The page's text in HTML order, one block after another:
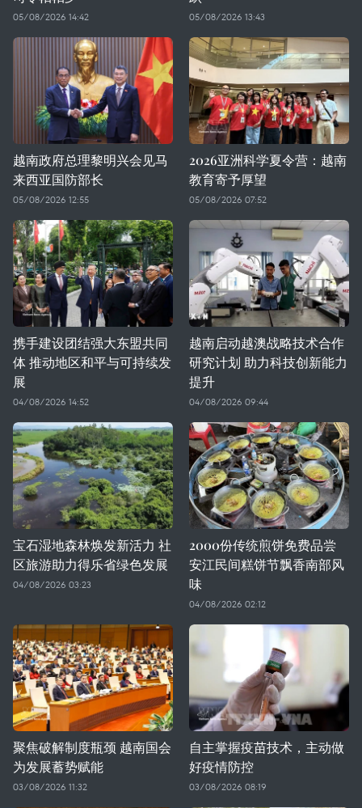
05/08/2026 14:42 05/08/2026 13:43
越南政府总理黎明兴会见马
来西亚国防部长
05/08/2026 12:55
2026亚洲科学夏令营：越南
教育寄予厚望
05/08/2026 07:52
携手建设团结强大东盟共同
体 推动地区和平与可持续发
展
04/08/2026 14:52
越南启动越澳战略技术合作
研究计划 助力科技创新能力
提升
04/08/2026 09:44
宝石湿地森林焕发新活力 社
区旅游助力得乐省绿色发展
04/08/2026 03:23
2000份传统煎饼免费品尝
安江民间糕饼节飘香南部风
味
04/08/2026 02:12
聚焦破解制度瓶颈 越南国会
为发展蓄势赋能
03/08/2026 11:32
自主掌握疫苗技术，主动做
好疫情防控
03/08/2026 08:19